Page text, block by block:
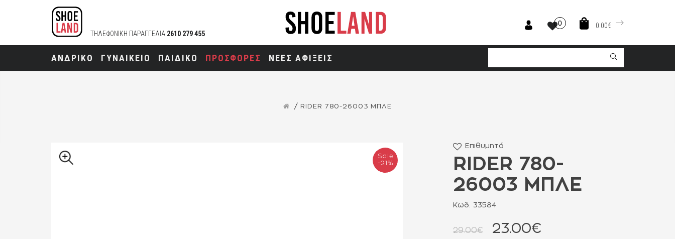
ΤΗΛΕΦΩΝΙΚΗ ΠΑΡΑΓΓΕΛΙΑ 2610 279 455
0 0.00€
ΑΝΔΡΙΚΟ ΓΥΝΑΙΚΕΙΟ ΠΑΙΔΙΚΟ ΠΡΟΣΦΟΡΕΣ ΝΕΕΣ ΑΦΙΞΕΙΣ
RIDER 780-26003 ΜΠΛΕ
Sale
-21%
Επιθυμητό
RIDER 780-
26003 ΜΠΛΕ
Κωδ. 33584
29.00€ 23.00€